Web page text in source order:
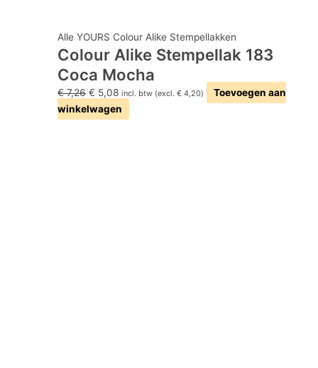
Alle YOURS Colour Alike Stempellakken
Colour Alike Stempellak 183
Coca Mocha
€7,26 € 5,08 incl. btw (excl.€ 4,20)
Toevoegen aan
winkelwagen